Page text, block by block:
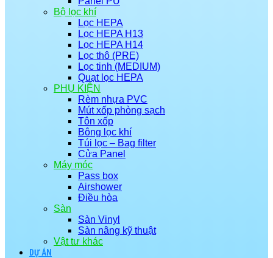
Bộ lọc khí
Lọc HEPA
Lọc HEPA H13
Lọc HEPA H14
Lọc thô (PRE)
Lọc tinh (MEDIUM)
Quạt lọc HEPA
PHỤ KIỆN
Rèm nhựa PVC
Mút xốp phòng sạch
Tôn xốp
Bông lọc khí
Túi lọc – Bag filter
Cửa Panel
Máy móc
Pass box
Airshower
Điều hòa
Sàn
Sàn Vinyl
Sàn nâng kỹ thuật
Vật tư khác
DỰ ÁN